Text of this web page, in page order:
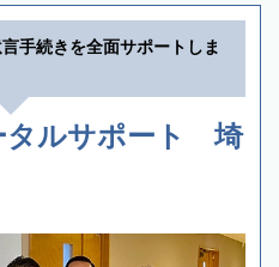
手続きを全面サポートしま
タルサポート 埼